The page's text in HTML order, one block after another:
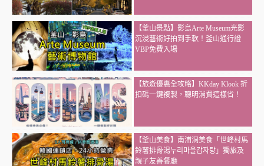
【釜山景點】影島Arte Museum光影
沉浸藝術好拍到手軟！釜山通行證
VBP免費入場
【旅遊優惠全攻略】KKday Klook 折
扣碼一鍵複製，聰明消費這樣省！
【釜山美食】南浦洞美食「世峰村馬
鈴薯排骨湯누리마을감자탕」獨旅及
親子友善餐廳